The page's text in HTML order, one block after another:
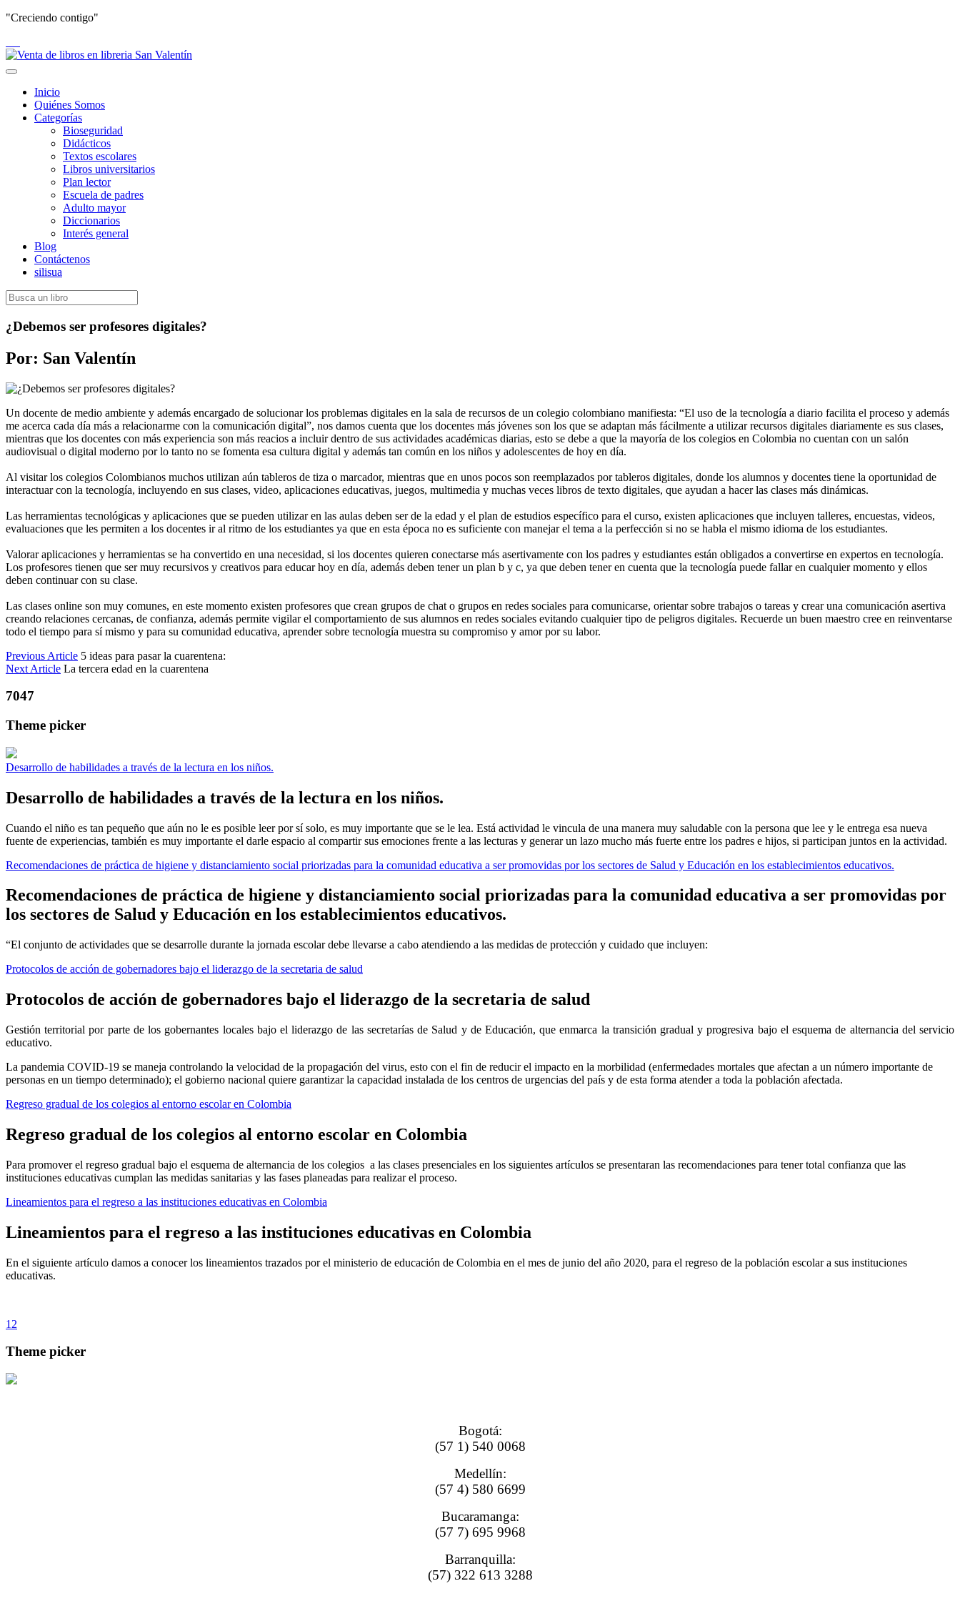
"Creciendo contigo"
Toggle
navigation
Inicio
Quiénes Somos
Categorías
Bioseguridad
Didácticos
Textos escolares
Libros universitarios
Plan lector
Escuela de padres
Adulto mayor
Diccionarios
Interés general
Blog
Contáctenos
silisua
¿Debemos ser profesores digitales?
Por: San Valentín
Un docente de medio ambiente y además encargado de solucionar los problemas digitales en la sala de recursos de un colegio colombiano manifiesta: “El uso de la tecnología a diario facilita el proceso y además
me acerca cada día más a relacionarme con la comunicación digital”, nos damos cuenta que los docentes más jóvenes son los que se adaptan más fácilmente a utilizar recursos digitales diariamente es sus clases,
mientras que los docentes con más experiencia son más reacios a incluir dentro de sus actividades académicas diarias, esto se debe a que la mayoría de los colegios en Colombia no cuentan con un salón
audiovisual o digital moderno por lo tanto no se fomenta esa cultura digital y además tan común en los niños y adolescentes de hoy en día.
Al visitar los colegios Colombianos muchos utilizan aún tableros de tiza o marcador, mientras que en unos pocos son reemplazados por tableros digitales, donde los alumnos y docentes tiene la oportunidad de
interactuar con la tecnología, incluyendo en sus clases, video, aplicaciones educativas, juegos, multimedia y muchas veces libros de texto digitales, que ayudan a hacer las clases más dinámicas.
Las herramientas tecnológicas y aplicaciones que se pueden utilizar en las aulas deben ser de la edad y el plan de estudios específico para el curso, existen aplicaciones que incluyen talleres, encuestas, videos,
evaluaciones que les permiten a los docentes ir al ritmo de los estudiantes ya que en esta época no es suficiente con manejar el tema a la perfección si no se habla el mismo idioma de los estudiantes.
Valorar aplicaciones y herramientas se ha convertido en una necesidad, si los docentes quieren conectarse más asertivamente con los padres y estudiantes están obligados a convertirse en expertos en tecnología.
Los profesores tienen que ser muy recursivos y creativos para educar hoy en día, además deben tener un plan b y c, ya que deben tener en cuenta que la tecnología puede fallar en cualquier momento y ellos
deben continuar con su clase.
Las clases online son muy comunes, en este momento existen profesores que crean grupos de chat o grupos en redes sociales para comunicarse, orientar sobre trabajos o tareas y crear una comunicación asertiva
creando relaciones cercanas, de confianza, además permite vigilar el comportamiento de sus alumnos en redes sociales evitando cualquier tipo de peligros digitales. Recuerde un buen maestro cree en reinventarse
todo el tiempo para sí mismo y para su comunidad educativa, aprender sobre tecnología muestra su compromiso y amor por su labor.
Previous Article 5 ideas para pasar la cuarentena:
Next Article La tercera edad en la cuarentena
7047
Theme picker
Desarrollo de habilidades a través de la lectura en los niños.
Desarrollo de habilidades a través de la lectura en los niños.
Cuando el niño es tan pequeño que aún no le es posible leer por sí solo, es muy importante que se le lea. Está actividad le vincula de una manera muy saludable con la persona que lee y le entrega esa nueva
fuente de experiencias, también es muy importante el darle espacio al compartir sus emociones frente a las lecturas y generar un lazo mucho más fuerte entre los padres e hijos, si participan juntos en la actividad.
Recomendaciones de práctica de higiene y distanciamiento social priorizadas para la comunidad educativa a ser promovidas por los sectores de Salud y Educación en los establecimientos educativos.
Recomendaciones de práctica de higiene y distanciamiento social priorizadas para la comunidad educativa a ser promovidas por
los sectores de Salud y Educación en los establecimientos educativos.
“El conjunto de actividades que se desarrolle durante la jornada escolar debe llevarse a cabo atendiendo a las medidas de protección y cuidado que incluyen:
Protocolos de acción de gobernadores bajo el liderazgo de la secretaria de salud
Protocolos de acción de gobernadores bajo el liderazgo de la secretaria de salud
Gestión territorial por parte de los gobernantes locales bajo el liderazgo de las secretarías de Salud y de Educación, que enmarca la transición gradual y progresiva bajo el esquema de alternancia del servicio
educativo.
La pandemia COVID-19 se maneja controlando la velocidad de la propagación del virus, esto con el fin de reducir el impacto en la morbilidad (enfermedades mortales que afectan a un número importante de
personas en un tiempo determinado); el gobierno nacional quiere garantizar la capacidad instalada de los centros de urgencias del país y de esta forma atender a toda la población afectada.
Regreso gradual de los colegios al entorno escolar en Colombia
Regreso gradual de los colegios al entorno escolar en Colombia
Para promover el regreso gradual bajo el esquema de alternancia de los colegios a las clases presenciales en los siguientes artículos se presentaran las recomendaciones para tener total confianza que las
instituciones educativas cumplan las medidas sanitarias y las fases planeadas para realizar el proceso.
Lineamientos para el regreso a las instituciones educativas en Colombia
Lineamientos para el regreso a las instituciones educativas en Colombia
En el siguiente artículo damos a conocer los lineamientos trazados por el ministerio de educación de Colombia en el mes de junio del año 2020, para el regreso de la población escolar a sus instituciones
educativas.
1 2
Theme picker
Bogotá:
(57 1) 540 0068
Medellín:
(57 4) 580 6699
Bucaramanga:
(57 7) 695 9968
Barranquilla:
(57) 322 613 3288